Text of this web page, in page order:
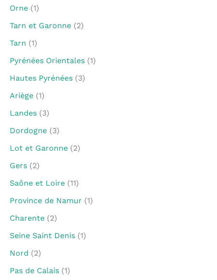
Orne (1)
Tarn et Garonne (2)
Tarn (1)
Pyrénées Orientales (1)
Hautes Pyrénées (3)
Ariège (1)
Landes (3)
Dordogne (3)
Lot et Garonne (2)
Gers (2)
Saône et Loire (11)
Province de Namur (1)
Charente (2)
Seine Saint Denis (1)
Nord (2)
Pas de Calais (1)